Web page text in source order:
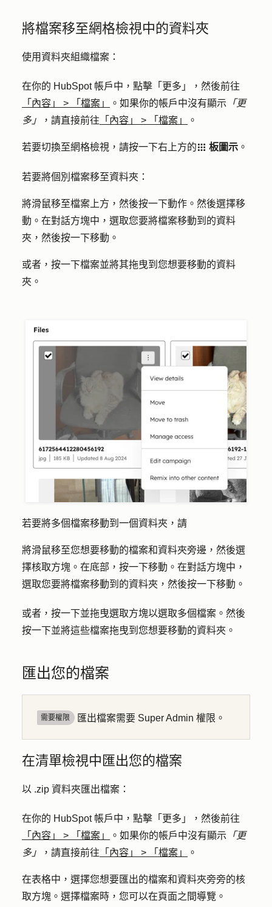
將檔案移至網格檢視中的資料夾
使用資料夾組織檔案：
在你的 HubSpot 帳戶中，點擊 「更多」
，然後前往
「內容」
> 「檔案」 。如果你的帳戶中沒有顯示 「更
多」
，請直接前往 「內容」 > 「檔案」 。
若要切換至網格檢視，請按一下右上方的grid 板圖示 。
若要將個別檔案移至資料夾：
將滑鼠移至檔案上方，然後按一下動作 。然後選擇移
動 。在對話方塊中，選取您要將檔案移動到的資料
夾 ，然後按一下移動 。
或者，按一下檔案並將其拖曳到您想要移動的資料
夾。
若要將多個檔案移動到一個資料夾，請
將滑鼠移至您想要移動的檔案和資料夾旁邊，然後選
擇核取方塊 。在底部，按一下移動 。在對話方塊中，
選取您要將檔案移動到的資料夾 ，然後按一下移動 。
或者，按一下並拖曳選取方塊以選取多個檔案。然後
按一下並將這些檔案拖曳到您想要移動的資料夾。
匯出您的檔案
需要權限 匯出檔案需要 Super Admin 權限。
在清單檢視中匯出您的檔案
以 .zip 資料夾匯出檔案：
在你的 HubSpot 帳戶中，點擊 「更多」
，然後前往
「內容」
> 「檔案」 。如果你的帳戶中沒有顯示 「更
多」
，請直接前往 「內容」 > 「檔案」 。
在表格中，選擇您想要匯出的檔案和資料夾旁旁的核
取方塊 。選擇檔案時，您可以在頁面之間導覽。